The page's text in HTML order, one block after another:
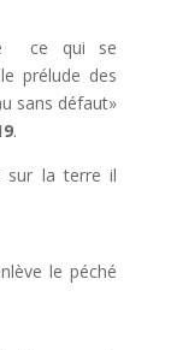
ce qui se
prélude des
sans défaut»
.
sur la terre il
le péché